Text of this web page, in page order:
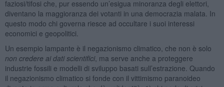
faziosi/tifosi che, pur essendo un’esigua minoranza degli elettori,
diventano la maggioranza dei votanti in una democrazia malata. In
questo modo chi governa riesce ad occultare i suoi interessi
economici e geopolitici.
Un esempio lampante è il negazionismo climatico, che non è solo
non credere ai dati scientifici, ma serve anche a proteggere
industrie fossili e modelli di sviluppo basati sull’estrazione. Quando
il negazionismo climatico si fonde con il vittimismo paranoideo